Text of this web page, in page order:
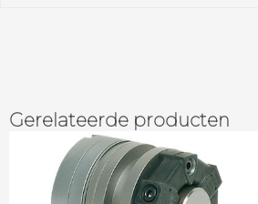
Gerelateerde producten